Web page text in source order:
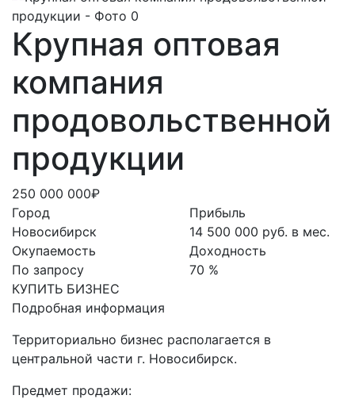
Крупная оптовая
компания
продовольственной
продукции
250 000 000₽
Город
Новосибирск
Окупаемость
По запросу
КУПИТЬ БИЗНЕС
Прибыль
14 500 000 руб. в мес.
Доходность
70 %
Подробная информация
Территориально бизнес располагается в
центральной части г. Новосибирск.
Предмет продажи: